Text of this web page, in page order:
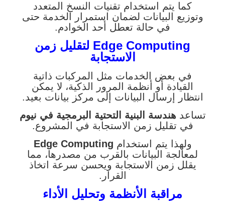
كما يتم استخدام تقنيات النسخ المتعدد
وتوزيع البيانات لضمان استمرار الخدمة حتى
في حالة تعطل أحد الخوادم.
Edge Computing لتقليل زمن
الاستجابة
في بعض الخدمات مثل المركبات ذاتية
القيادة أو أنظمة المرور الذكية، لا يمكن
انتظار إرسال البيانات إلى مركز بيانات بعيد.
تساعدهندسة البنية التحتية البرمجية في نيوم
في تقليل زمن الاستجابة في المشروع.
ولهذا يتم استخدام Edge Computing
لمعالجة البيانات بالقرب من مصدرها، مما
يقلل زمن الاستجابة ويحسن سرعة اتخاذ
القرار.
مراقبة الأنظمة وتحليل الأداء